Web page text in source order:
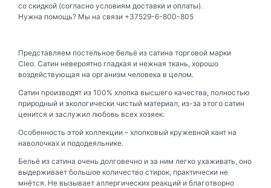
со скидкой (согласно условиям доставки и оплаты).
Нужна помощь? Мы на связи +37529-6-800-805
Представляем постельное бельё из сатина торговой марки
Cleo. Сатин невероятно гладкая и нежная ткань, хорошо
воздействующая на организм человека в целом.
Сатин производят из 100% хлопка высшего качества, полностью
природный и экологически чистый материал, из-за этого сатин
ценится и заслужил любовь всех хозяек.
Особенность этой коллекции – хлопковый кружевной кант на
наволочках и пододеяльнике.
Бельё из сатина очень долговечно и за ним легко ухаживать, оно
выдерживает большое количество стирок, практически не
мнётся. Не вызывает аллергических реакций и благотворно